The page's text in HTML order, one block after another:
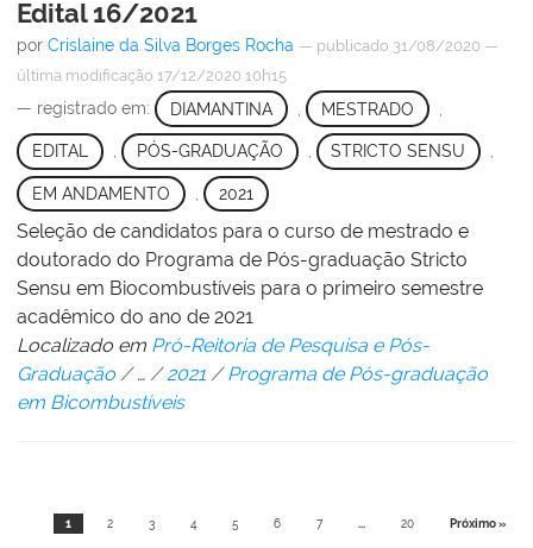
Edital 16/2021
por Crislaine da Silva Borges Rocha — publicado 31/08/2020 —
última modificação 17/12/2020 10h15
— registrado em: DIAMANTINA MESTRADO
EDITAL , PÓS-GRADUAÇÃO , STRICTO SENSU ,
EM ANDAMENTO 2021
Seleção de candidatos para o curso de mestrado e
doutorado do Programa de Pós-graduação Stricto
Sensu em Biocombustíveis para o primeiro semestre
acadêmico do ano de 2021
Localizado em Pró-Reitoria de Pesquisa e Pós-
Graduação /… /2021 /Programa de Pós-graduação
em Bicombustíveis
1 2 3 4 5 6 7 ... 20 Próximo »